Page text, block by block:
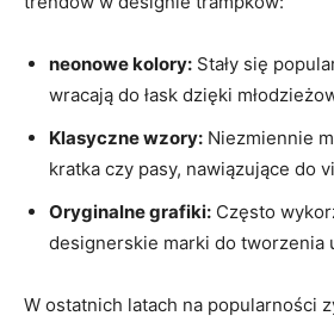
neonowe kolory: Stały się
wracają​ do łask dzięki
Klasyczne⁣ wzory: Niezmiennie
kratka czy⁤ pasy, nawiązujące do
Oryginalne grafiki: Często
designerskie marki do‌ tworzenia
W ​ostatnich ⁣latach na popularności